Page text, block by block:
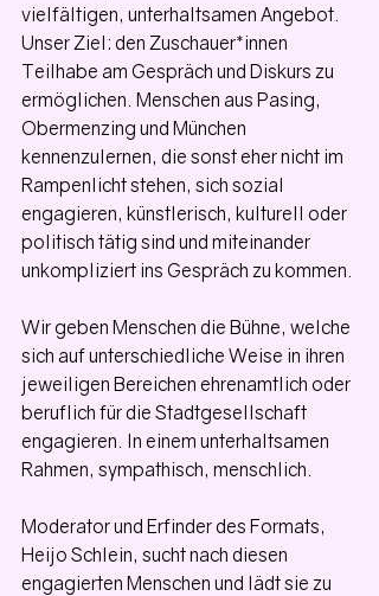
vielfältigen, unterhaltsamen Angebot.
Unser Ziel: den Zuschauer*innen
Teilhabe am Gespräch und Diskurs zu
ermöglichen. Menschen aus Pasing,
Obermenzing und München
kennenzulernen, die sonst eher nicht im
Rampenlicht stehen, sich sozial
engagieren, künstlerisch, kulturell oder
politisch tätig sind und miteinander
unkompliziert ins Gespräch zu kommen.
Wir geben Menschen die Bühne, welche
sich auf unterschiedliche Weise in ihren
jeweiligen Bereichen ehrenamtlich oder
beruflich für die Stadtgesellschaft
engagieren. In einem unterhaltsamen
Rahmen, sympathisch, menschlich.
Moderator und Erfinder des Formats,
Heijo Schlein, sucht nach diesen
engagierten Menschen und lädt sie zu